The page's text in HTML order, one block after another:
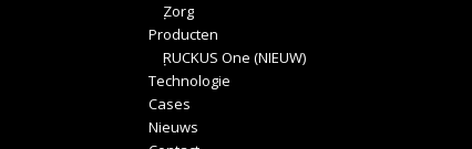
Zorg
Producten
RUCKUS One (NIEUW)
Technologie
Cases
Nieuws